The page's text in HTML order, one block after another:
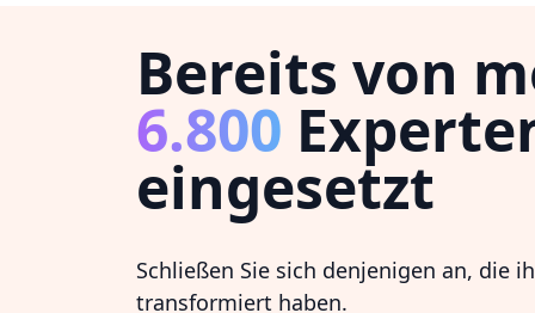
Bereits von
6.800
eingesetzt
Schließen Sie sich denjenigen an, die
transformiert haben.